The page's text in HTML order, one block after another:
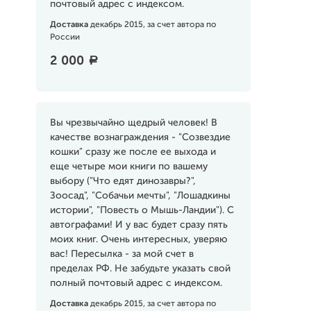
почтовый адрес с индексом.
Доставка декабрь 2015, за счет автора по
России
2 000 a
Вы чрезвычайно щедрый человек! В
качестве вознаграждения - "Созвездие
кошки" сразу же после ее выхода и
еще четыре мои книги по вашему
выбору ("Что едят динозавры?",
Зоосад", "Собачьи мечты", "Лошадкины
истории", "Повесть о Мышь-Ландии"). С
автографами! И у вас будет сразу пять
моих книг. Очень интересных, уверяю
вас! Пересылка - за мой счет в
пределах РФ. Не забудьте указать свой
полный почтовый адрес с индексом.
Доставка декабрь 2015, за счет автора по